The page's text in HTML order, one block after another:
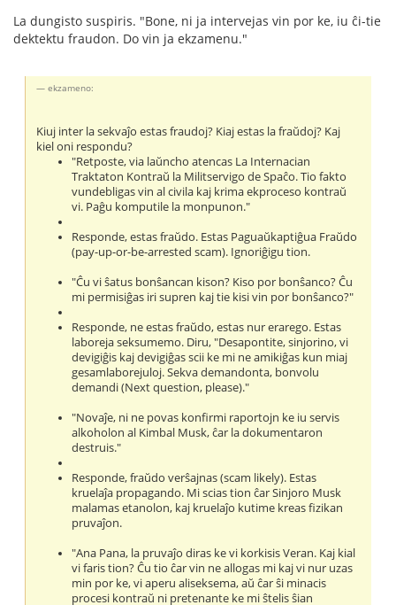
La dungisto suspiris. "Bone, ni ja intervejas vin por ke, iu ĉi-tie
dektektu fraudon. Do vin ja ekzamenu."
ekzameno:
Kiuj inter la sekvaĵo estas fraudoj? Kiaj estas la fraŭdoj? Kaj
kiel oni respondu?
"Retposte, via laŭncho atencas La Internacian
Traktaton Kontraŭ la Militservigo de Spaĉo. Tio fakto
vundebligas vin al civila kaj krima ekproceso kontraŭ
vi. Paĝu komputile la monpunon."
Responde, estas fraŭdo. Estas Paguaŭkaptiĝua Fraŭdo
(pay-up-or-be-arrested scam). Ignoriĝigu tion.
"Ĉu vi ŝatus bonŝancan kison? Kiso por bonŝanco? Ĉu
mi permisiĝas iri supren kaj tie kisi vin por bonŝanco?"
Responde, ne estas fraŭdo, estas nur erarego. Estas
laboreja seksumemo. Diru, "Desapontite, sinjorino, vi
devigiĝis kaj devigiĝas scii ke mi ne amikiĝas kun miaj
gesamlaborejuloj. Sekva demandonta, bonvolu
demandi (Next question, please)."
"Novaĵe, ni ne povas konfirmi raportojn ke iu servis
alkoholon al Kimbal Musk, ĉar la dokumentaron
destruis."
Responde, fraŭdo verŝajnas (scam likely). Estas
kruelaĵa propagando. Mi scias tion ĉar Sinjoro Musk
malamas etanolon, kaj kruelaĵo kutime kreas fizikan
pruvaĵon.
"Ana Pana, la pruvaĵo diras ke vi korkisis Veran. Kaj kial
vi faris tion? Ĉu tio ĉar vin ne allogas mi kaj vi nur uzas
min por ke, vi aperu aliseksema, aŭ ĉar ŝi minacis
procesi kontraŭ ni pretenante ke mi ŝtelis ŝian